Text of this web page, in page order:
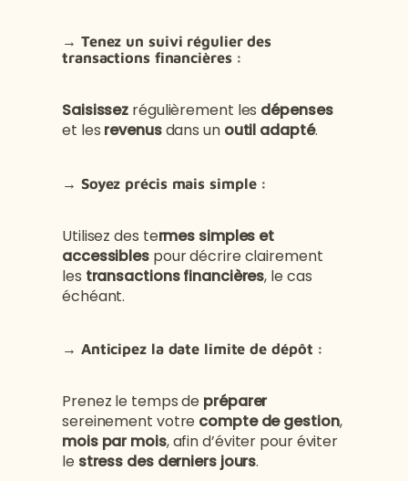
→ Tenez un suivi régulier des
transactions financières :
Saisissez régulièrement les dépenses
et les revenusdans un outil adapté.
→ Soyez précis mais simple :
Utilisez des termes simples et
accessiblespour décrire clairement
les transactions financières, le cas
échéant.
→ Anticipez la date limite de dépôt :
Prenez le temps de préparer
sereinement votre compte de gestion,
mois par mois, afin d’éviter pour éviter
le stress des derniers jours.